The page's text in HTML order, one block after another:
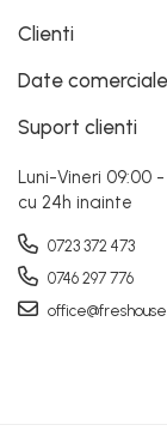
Clienti
Date comerciale
Suport clienti
Luni-Vineri 09:00
cu 24h inainte
0723 372 473
0746 297 776